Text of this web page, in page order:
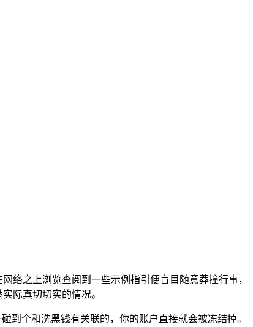
络之上浏览查阅到一些示例指引便盲目随意莽撞行事，
际真切切实的情况。
到个和洗黑钱有关联的，你的账户直接就会被冻结掉。